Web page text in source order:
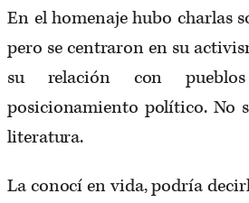
En el homenaje hubo charlas
pero se centraron en su
su relación con
posicionamiento político. No
literatura.
La conocí en vida, podría